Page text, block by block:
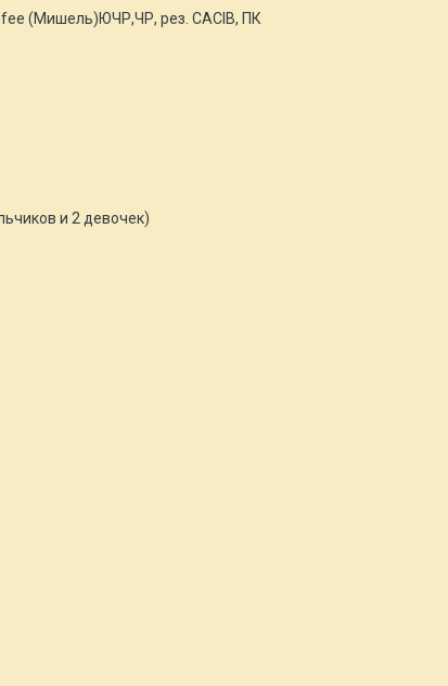
(Мишель)ЮЧР,ЧР, рез. CАCIB, ПК
и 2 девочек)